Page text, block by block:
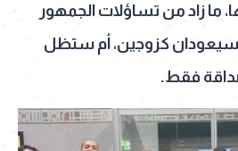
ما زاد من تساؤلات الجمهور
سيعودان كزوجين، أم ستظل
فقط.